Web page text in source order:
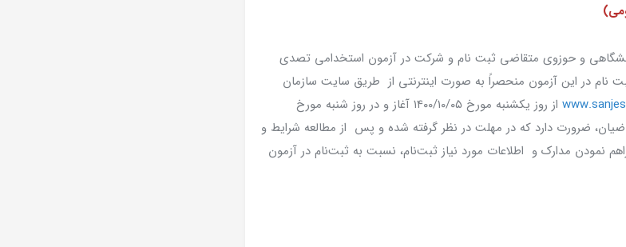
و حوزوی متقاضی ثبت نام و شرکت در آزمون استخدامی تصدی
۱۴۰۰ می‌رساند، ثبت نام در این آزمون منحصراً به صورت اینترنتی از طریق سایت سازمان
از روز یکشنبه مورخ ۱۴۰۰/۱۰/۰۵ آغاز و در روز شنبه مورخ
متقاضیان، ضرورت دارد که در مهلت در نظر گرفته شده و پس از مطالعه شرایط و
نمودن مدارک و اطلاعات مورد نیاز ثبت‌نام، نسبت به ثبت‌نام در آزمون